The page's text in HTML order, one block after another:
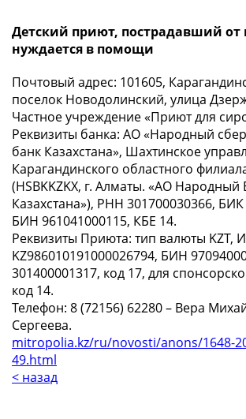
Детский приют, пострадавший от
нуждается в помощи
Почтовый адрес: 101605,
поселок Новодолинский, улица
Частное учреждение «Приют для
Реквизиты банка: АО «Народный
банк Казахстана», Шахтинское
Карагандинского областного
(HSBKKZKX, г. Алматы. «АО Народный
Казахстана»), РНН 301700030366, БИК
БИН 961041000115, КБЕ 14.
Реквизиты Приюта: тип валюты KZT,
KZ986010191000026794, БИН
301400001317, код 17, для
код 14.
Телефон: 8 (72156) 62280 – Вера
Сергеева.
mitropolia.kz/ru/novosti/anons/1648-
49.html
< назад